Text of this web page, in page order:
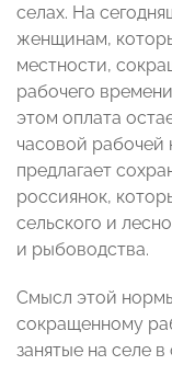
селах. На
женщинам,
местности,
рабочего
этом оплата
часовой рабочей
предлагает
россиянок,
сельского и
и рыбоводства.
Смысл этой
сокращенному
занятые на селе